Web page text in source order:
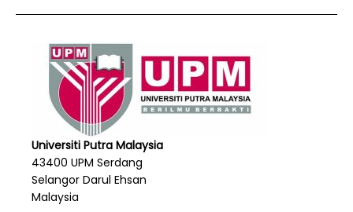
Universiti Putra Malaysia
43400 UPM Serdang
Selangor Darul Ehsan
Malaysia